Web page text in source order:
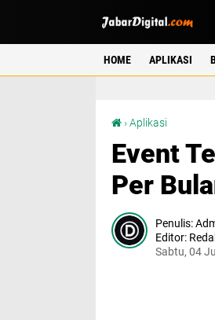
HOME APLIKASI
›Aplikasi
Event
Per
Editor:
Sabtu, 04